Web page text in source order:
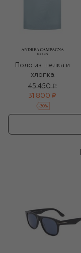
Поло из шелка и
хлопка
45 450 ₽
31 800 ₽
-30%